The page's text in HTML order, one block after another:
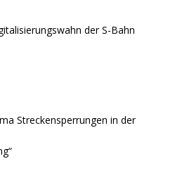
der S-Bahn
Streckensperrungen in der